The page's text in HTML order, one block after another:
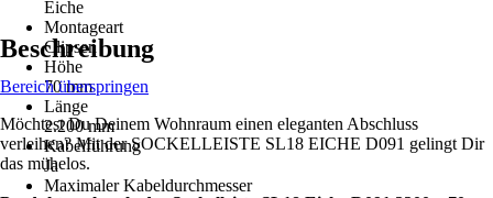
Eiche
Montageart
Clipsen
Höhe
70 mm
Länge
2.200 mm
Kabelführung
Ja
Maximaler Kabeldurchmesser
Beschreibung
Bereich überspringen
Möchtest Du Deinem Wohnraum einen eleganten Abschluss
verleihen? Mit der SOCKELLEISTE SL18 EICHE D091 gelingt Dir
das mühelos.